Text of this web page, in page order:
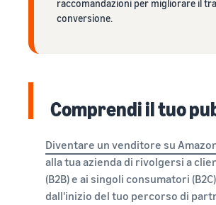
raccomandazioni per migliorare il
conversione.
Comprendi il tuo
Diventare un venditore su
alla tua azienda di rivolgersi a
(B2B) e ai singoli consumatori
dall'inizio del tuo percorso di